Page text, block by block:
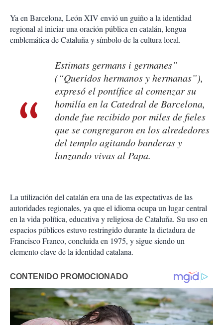
Ya en Barcelona, León XIV envió un guiño a la identidad
regional al iniciar una oración pública en catalán, lengua
emblemática de Cataluña y símbolo de la cultura local.
Estimats germans i germanes”
(“Queridos hermanos y hermanas”),
expresó el pontífice al comenzar su
homilía en la Catedral de Barcelona,
donde fue recibido por miles de fieles
que se congregaron en los alrededores
del templo agitando banderas y
lanzando vivas al Papa.
La utilización del catalán era una de las expectativas de las
autoridades regionales, ya que el idioma ocupa un lugar central
en la vida política, educativa y religiosa de Cataluña. Su uso en
espacios públicos estuvo restringido durante la dictadura de
Francisco Franco, concluida en 1975, y sigue siendo un
elemento clave de la identidad catalana.